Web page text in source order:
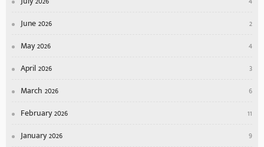
June 2026
2
May 2026
4
April 2026
3
March 2026
6
February 2026
11
January 2026
9